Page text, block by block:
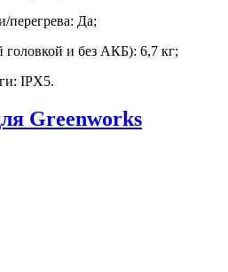
перегрева: Да;
головкой и без АКБ): 6,7 кг;
IPX5.
Greenworks